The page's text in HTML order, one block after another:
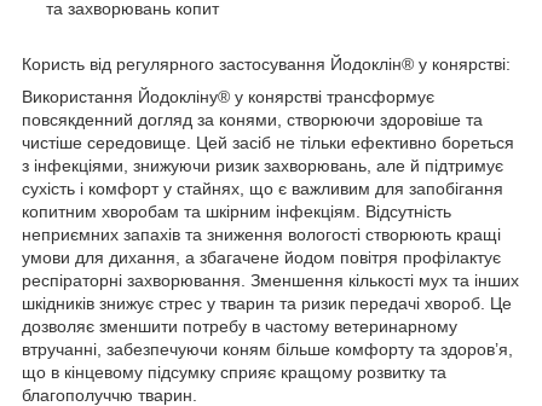
та захворювань копит
Користь від регулярного застосування Йодоклін® у конярстві:
Використання Йодокліну® у конярстві трансформує
повсякденний догляд за конями, створюючи здоровіше та
чистіше середовище. Цей засіб не тільки ефективно бореться
з інфекціями, знижуючи ризик захворювань, але й підтримує
сухість і комфорт у стайнях, що є важливим для запобігання
копитним хворобам та шкірним інфекціям. Відсутність
неприємних запахів та зниження вологості створюють кращі
умови для дихання, а збагачене йодом повітря профілактує
респіраторні захворювання. Зменшення кількості мух та інших
шкідників знижує стрес у тварин та ризик передачі хвороб. Це
дозволяє зменшити потребу в частому ветеринарному
втручанні, забезпечуючи коням більше комфорту та здоров’я,
що в кінцевому підсумку сприяє кращому розвитку та
благополуччю тварин.